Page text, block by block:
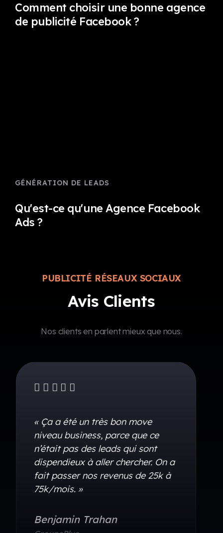
Comment choisir une bonne agence
de publicité Facebook ?
GÉNÉRATION DE LEADS
Qu'est-ce qu'une Agence Facebook
Ads ?
PUBLICITÉ RÉSEAUX SOCIAUX
Avis Clients
Nos clients en parlent mieux que nous.
“Une entreprise qui a fait évoluer
la mienne. Je ne serai pas où je
suis aujourd’hui sans eux. Encore
une gros merci pour votre service
impeccable.”
Adjointe virtuelle​